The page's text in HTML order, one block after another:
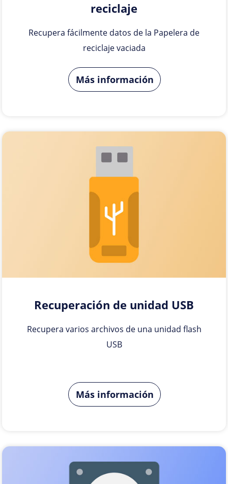
reciclaje
Recupera fácilmente datos de la Papelera de
reciclaje vaciada
Más información
Recuperación de unidad USB
Recupera varios archivos de una unidad flash
USB
Más información